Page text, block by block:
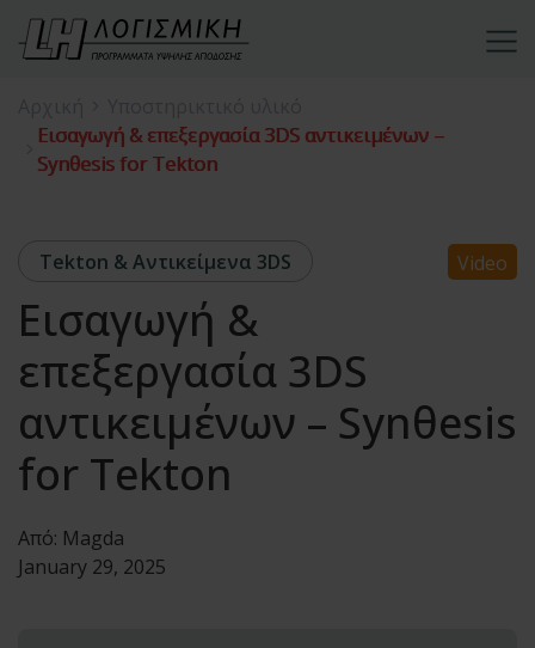
Εισαγωγή & επεξεργασία 3DS αντικειμένων –
Synθesis for Tekton
Tekton & Αντικείμενα 3DS Video
Εισαγωγή &
επεξεργασία 3DS
αντικειμένων – Synθesis
for Tekton
Από: Magda
January 29, 2025